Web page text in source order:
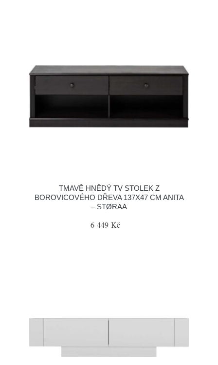
TMAVĚ HNĚDÝ TV STOLEK Z
BOROVICOVÉHO DŘEVA 137X47 CM ANITA
– STØRAA
6 449 Kč